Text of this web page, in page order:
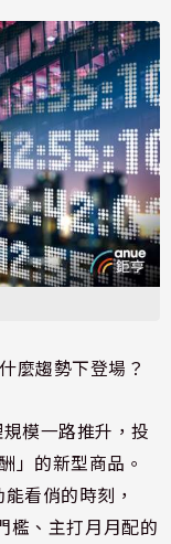
麼趨勢下登場？
模一路推升，投
」的新型商品。
看俏的時刻，
檻、主打月月配的